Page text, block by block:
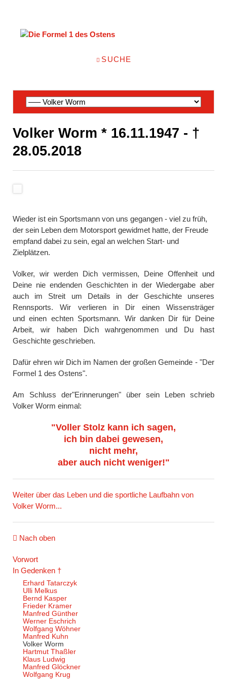
NAVIGATION
SUCHE
Navigation
überspringen
Volker Worm * 16.11.1947 - †
28.05.2018
Wieder ist ein Sportsmann von uns gegangen - viel zu früh,
der sein Leben dem Motorsport gewidmet hatte, der Freude
empfand dabei zu sein, egal an welchen Start- und
Zielplätzen.
Volker, wir werden Dich vermissen, Deine Offenheit und
Deine nie endenden Geschichten in der Wiedergabe aber
auch im Streit um Details in der Geschichte unseres
Rennsports. Wir verlieren in Dir einen Wissensträger
und einen echten Sportsmann. Wir danken Dir für Deine
Arbeit, wir haben Dich wahrgenommen und Du hast
Geschichte geschrieben.
Dafür ehren wir Dich im Namen der großen Gemeinde - "Der
Formel 1 des Ostens".
Am Schluss der"Erinnerungen" über sein Leben schrieb
Volker Worm einmal:
"Voller Stolz kann ich sagen,
ich bin dabei gewesen,
nicht mehr,
aber auch nicht weniger!"
Weiter über das Leben und die sportliche Laufbahn von
Volker Worm...
Nach oben
Navigation
überspringen
Vorwort
In Gedenken †
Erhard Tatarczyk
Ulli Melkus
Bernd Kasper
Frieder Kramer
Manfred Günther
Werner Eschrich
Wolfgang Wöhner
Manfred Kuhn
Volker Worm
Hartmut Thaßler
Klaus Ludwig
Manfred Glöckner
Wolfgang Krug